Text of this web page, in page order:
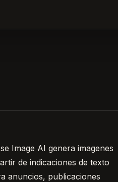
Image AI genera imagenes
de indicaciones de texto
anuncios, publicaciones